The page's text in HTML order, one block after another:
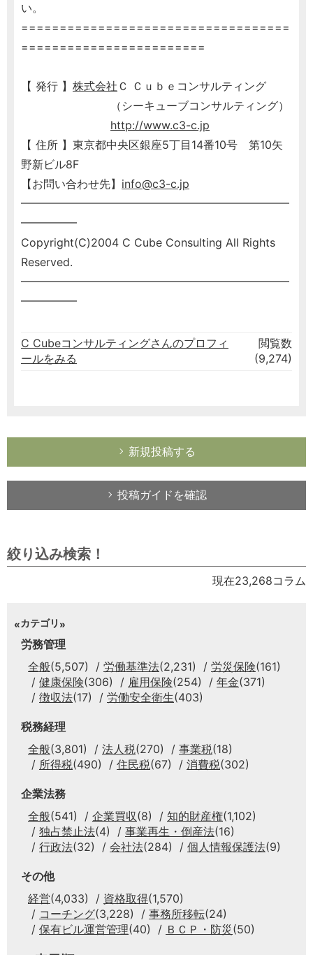
い。
===================================
========================
【 発行 】 株式会社 Ｃ Ｃｕｂｅコンサルティング
（シーキューブコンサルティング）
http://www.c3-c.jp
【 住所 】東京都中央区銀座5丁目14番10号 第10矢
野新ビル8F
【お問い合わせ先】 info@c3-c.jp
━━━━━━━━━━━━━━━━━━━━━━━━
━━━━━
Copyright(C)2004 C Cube Consulting All Rights
Reserved.
━━━━━━━━━━━━━━━━━━━━━━━━
━━━━━
C Cubeコンサルティングさんのプロフィ
ールをみる
閲覧数
(9,274)
新規投稿する
投稿ガイドを確認
絞り込み検索！
現在23,268コラム
カテゴリ
労務管理
全般(5,507) 労働基準法(2,231) 労災保険(161)
健康保険(306) 雇用保険(254) 年金(371)
徴収法(17) 労働安全衛生(403)
税務経理
全般(3,801) 法人税(270) 事業税(18)
所得税(490) 住民税(67) 消費税(302)
企業法務
全般(541) 企業買収(8) 知的財産権(1,102)
独占禁止法(4) 事業再生・倒産法(16)
行政法(32) 会社法(284) 個人情報保護法(9)
その他
経営(4,033) 資格取得(1,570)
コーチング(3,228) 事務所移転(24)
保有ビル運営管理(40) ＢＣＰ・防災 (50)